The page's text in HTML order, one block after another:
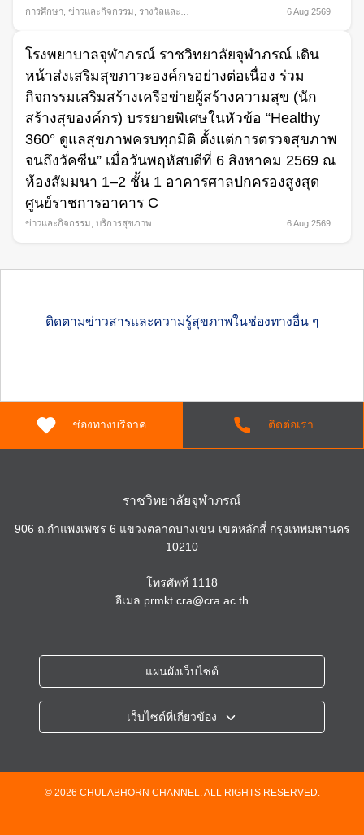
การศึกษา ข่าวและกิจกรรม
รางวัลและ
6 Aug 2569
โรงพยาบาลจุฬาภรณ์ ราชวิทยาลัยจุฬาภรณ์ เดิน
หน้าส่งเสริมสุขภาวะองค์กรอย่างต่อเนื่อง ร่วม
กิจกรรมเสริมสร้างเครือข่ายผู้สร้างความสุข (นัก
สร้างสุของค์กร) บรรยายพิเศษในหัวข้อ “Healthy
360° ดูแลสุขภาพครบทุกมิติ ตั้งแต่การตรวจสุขภาพ
จนถึงวัคซีน” เมื่อวันพฤหัสบดีที่ 6 สิงหาคม 2569 ณ
ห้องสัมมนา 1–2 ชั้น 1 อาคารศาลปกครองสูงสุด
ศูนย์ราชการอาคาร C
ข่าวและกิจกรรม บริการสุขภาพ 6 Aug 2569
ติดตามข่าวสารและความรู้สุขภาพในช่องทางอื่น ๆ
ช่องทางบริจาค ติดต่อเรา
ราชวิทยาลัยจุฬาภรณ์
906 ถ.กำแพงเพชร 6 แขวงตลาดบางเขน เขตหลักสี่ กรุงเทพมหานคร
10210
โทรศัพท์ 1118
อีเมล prmkt.cra@cra.ac.th
แผนผังเว็บไซต์
เว็บไซต์ที่เกี่ยวข้อง
โรงพยาบาลจุฬาภรณ์
วิทยาลัยวิทยาศาสตร์การแพทย์เจ้าฟ้าจุฬาภรณ์
© 2026 CHULABHORN CHANNEL. ALL RIGHTS RESERVED.